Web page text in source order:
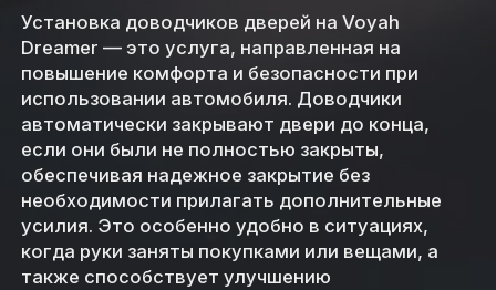
Установка доводчиков дверей на Voyah
Dreamer — это услуга, направленная на
повышение комфорта и безопасности при
использовании автомобиля. Доводчики
автоматически закрывают двери до конца,
если они были не полностью закрыты,
обеспечивая надежное закрытие без
необходимости прилагать дополнительные
усилия. Это особенно удобно в ситуациях,
когда руки заняты покупками или вещами, а
также способствует улучшению